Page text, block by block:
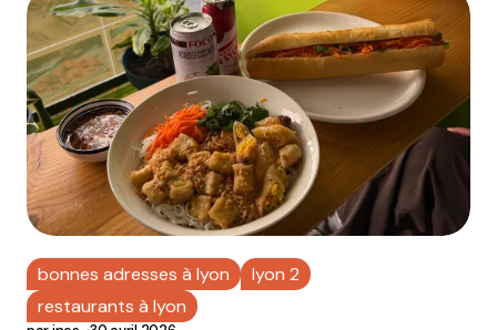
bonnes adresses à lyon
lyon 2
restaurants à lyon